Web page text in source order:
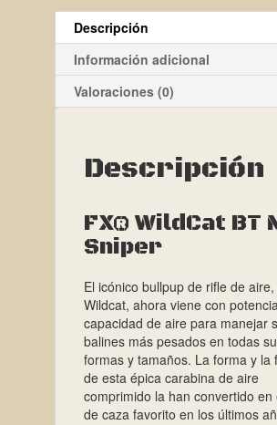
Descripción
Información adicional
Valoraciones (0)
Descripción
FX® WildCat BT
Sniper
El icónico bullpup de rifle de
Wildcat, ahora viene con
capacidad de aire para manejar
balines más pesados ​​en todas
formas y tamaños. La forma y la
de esta épica carabina de aire
comprimido la han convertido en
de caza favorito en los últimos